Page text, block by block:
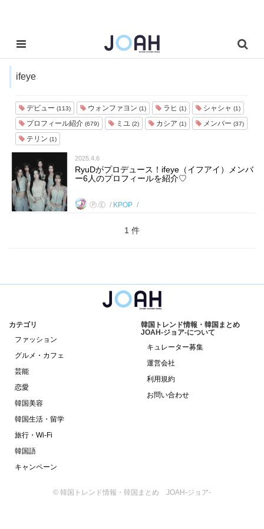
ifeye
デビュー (113) ウォンファヨン (1) ラヒ (1) シャシャ (1)
プロフィール紹介 (679) ミユ (2) カシア (1) メンバー (37)
テリン (1)
2025.4.6
RyuDがプロデュース！ifeye（イフアイ）メンバ
ー6人のプロフィールを紹介♡
Ⓟ.Ⓔ KPOP
1 件
カテゴリ
ファッション
グルメ・カフェ
芸能
恋愛
韓国美容
韓国生活・留学
旅行・Wi-Fi
韓国語
キャンペーン
韓国トレンド情報・韓国まとめ
JOAH-ジョア-について
キュレーター募集
運営会社
利用規約
お問い合わせ
© 韓国トレンド情報・韓国まとめ JOAH-ジョア-